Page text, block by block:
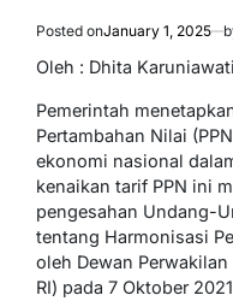
Posted onJanuary 1, 2025
Oleh : Dhita
Pemerintah
Pertambahan Nilai
ekonomi nasional
kenaikan tarif PPN ini
pengesahan Undang-
tentang Harmonisasi
oleh Dewan
RI) pada 7 Oktober